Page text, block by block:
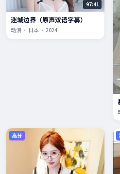
97:41
迷城边界（原声双语字幕）
动漫 · 日本 · 2024
高分